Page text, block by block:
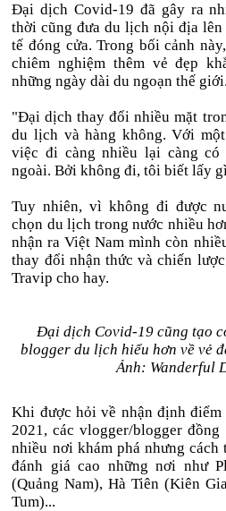
Đại dịch Covid-19 đã gây ra
thời cũng đưa du lịch nội địa
tế đóng cửa. Trong bối cảnh
chiêm nghiệm thêm vẻ đẹp
những ngày dài du ngoạn thế giới.
"Đại dịch thay đổi nhiều mặt
du lịch và hàng không. Với
việc đi càng nhiều lại càng
ngoài. Bởi không đi, tôi biết lấy
Tuy nhiên, vì không đi được
chọn du lịch trong nước nhiều
nhận ra Việt Nam mình còn
thay đổi nhận thức và chiến
Travip cho hay.
Đại dịch Covid-19 cũng tạo
blogger du lịch hiểu hơn về vẻ
Ảnh: Wanderful
Khi được hỏi về nhận định điểm
2021, các vlogger/blogger
nhiều nơi khám phá nhưng
đánh giá cao những nơi như
(Quảng Nam), Hà Tiên (Kiên
Tum)...